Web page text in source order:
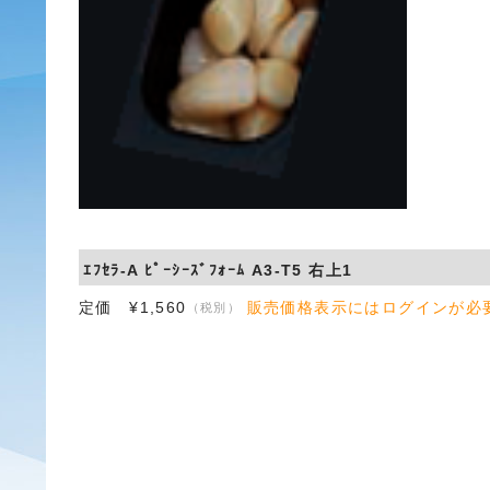
ｴﾌｾﾗ-A ﾋﾟｰｼｰｽﾞﾌｫｰﾑ A3-T5 右上1
定価 ¥1,560 （税別） 販売価格表示にはログインが必